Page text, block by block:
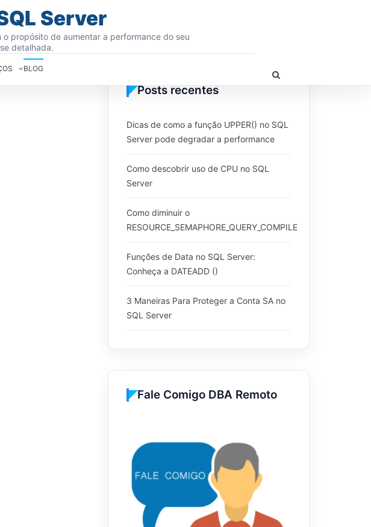
Server
propósito de aumentar a performance do seu
detalhada.
BLOG
Show
Search
Posts recentes
Dicas de como a função UPPER() no SQL
Server pode degradar a performance
Como descobrir uso de CPU no SQL
Server
Como diminuir o
RESOURCE_SEMAPHORE_QUERY_COMPILE
Funções de Data no SQL Server:
Conheça a DATEADD ()
3 Maneiras Para Proteger a Conta SA no
SQL Server
Fale Comigo DBA Remoto